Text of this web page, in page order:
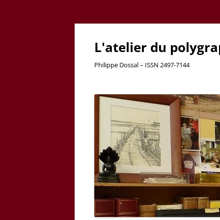
L'atelier du
Philippe Dossal – ISSN 2497-7144